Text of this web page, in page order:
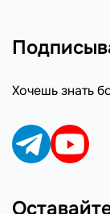
Хочешь знать